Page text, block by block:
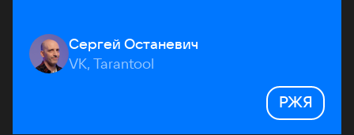
Сергей Останевич
VK, Tarantool
РЖЯ